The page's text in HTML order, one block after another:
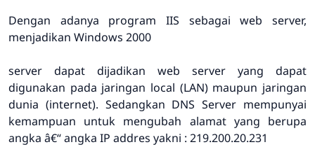
Dengan adanya program IIS sebagai web server,
menjadikan Windows 2000
server dapat dijadikan web server yang dapat
digunakan pada jaringan local (LAN) maupun jaringan
dunia (internet). Sedangkan DNS Server mempunyai
kemampuan untuk mengubah alamat yang berupa
angka â€“ angka IP addres yakni : 219.200.20.231